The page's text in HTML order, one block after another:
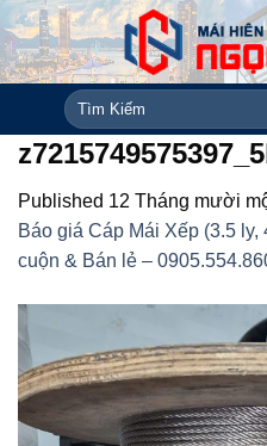
Skip
to
content
Tìm
kiếm:
Published 12 Tháng mười
Báo giá Cáp Mái Xếp (3.5
cuộn & Bán lẻ –